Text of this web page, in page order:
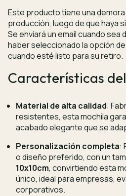
Este producto tiene una
producción, luego de que haya
Se enviará un email cuando
haber seleccionado la opción
cuando esté listo para su retiro.
Características
Material de alta calidad:
resistentes, esta mochila
acabado elegante que se
Personalización completa:
o diseño preferido, con un
10x10cm, convirtiendo esta
único, ideal para empresas,
corporativos.